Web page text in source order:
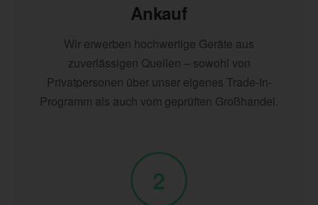
Ankauf
Wir erwerben hochwertige Geräte aus
zuverlässigen Quellen – sowohl von
Privatpersonen über unser eigenes Trade-In-
Programm als auch vom geprüften Großhandel.
2